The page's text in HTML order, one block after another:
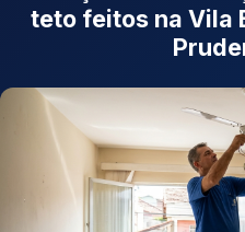
teto feitos na Vila